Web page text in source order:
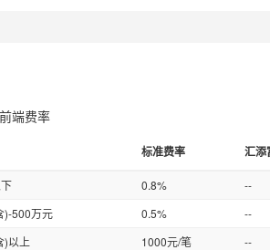
端费率
标准费率 汇添
0.8%
--
)-500万元
0.5%
--
)以上
1000元/笔 --